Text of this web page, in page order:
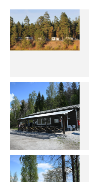
Lue
rannalla
pääsee
irti
arjesta
Lue
Leirintäoppaan
artikkeli:
Aivan
Saariston
Rengastien
portilla